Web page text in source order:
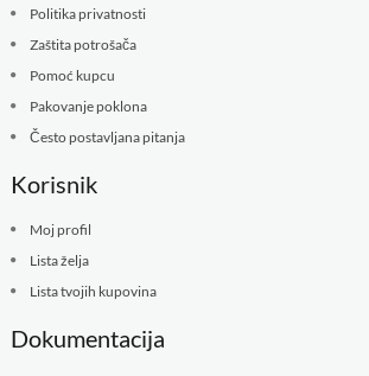
Politika privatnosti
Zaštita potrošača
Pomoć kupcu
Pakovanje poklona
Često postavljana pitanja
Korisnik
Moj profil
Lista želja
Lista tvojih kupovina
Dokumentacija